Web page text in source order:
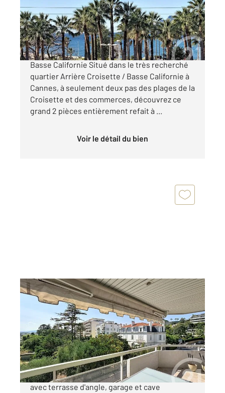
Appartement F2 à vendre
430 000 €
À VENDRE Cannes, quartier Arrière Croisette /
Basse Californie Situé dans le très recherché
quartier Arrière Croisette / Basse Californie à
Cannes, à seulement deux pas des plages de la
Croisette et des commerces, découvrez ce
grand 2 pièces entièrement refait à ...
Voir le détail du bien
CANNES 06
66,03 m2, 3 pièces
Ref : 51804
Appartement F3 à vendre
562 000 €
Cannes Basse Californie | Élégant 3 pièces
avec terrasse d'angle, garage et cave